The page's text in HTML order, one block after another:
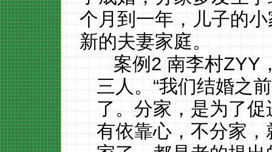
个月到一年，儿子的
新的夫妻家庭。
案例2 南李村ZYY
三人。“我们结婚之
了。分家，是为了
有依靠心，不分家